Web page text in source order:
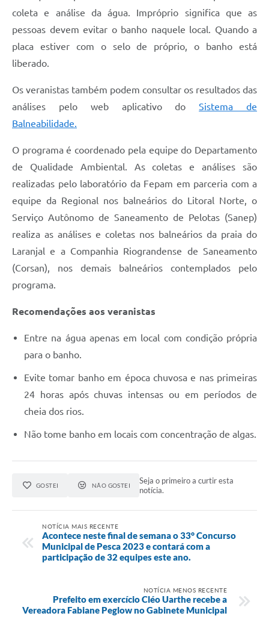
coleta e análise da água. Impróprio significa que as
pessoas devem evitar o banho naquele local. Quando a
placa estiver com o selo de próprio, o banho está
liberado.
Os veranistas também podem consultar os resultados das
análises pelo web aplicativo doSistema de
Balneabilidade.
O programa é coordenado pela equipe do Departamento
de Qualidade Ambiental. As coletas e análises são
realizadas pelo laboratório da Fepam em parceria com a
equipe da Regional nos balneários do Litoral Norte, o
Serviço Autônomo de Saneamento de Pelotas (Sanep)
realiza as análises e coletas nos balneários da praia do
Laranjal e a Companhia Riograndense de Saneamento
(Corsan), nos demais balneários contemplados pelo
programa.
Recomendações aos veranistas
Entre na água apenas em local com condição própria
para o banho.
Evite tomar banho em época chuvosa e nas primeiras
24 horas após chuvas intensas ou em períodos de
cheia dos rios.
Não tome banho em locais com concentração de algas.
GOSTEI NÃO GOSTEI
Seja o primeiro a curtir esta
notícia.
NOTÍCIA MAIS RECENTE
Acontece neste final de semana o 33° Concurso
Municipal de Pesca 2023 e contará com a
participação de 32 equipes este ano.
NOTÍCIA MENOS RECENTE
Prefeito em exercício Cléo Uarthe recebe a
Vereadora Fabiane Peglow no Gabinete Municipal